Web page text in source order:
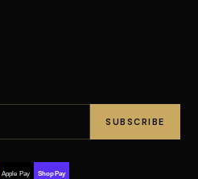
SUBSCRIBE
Apple Pay Shop Pay